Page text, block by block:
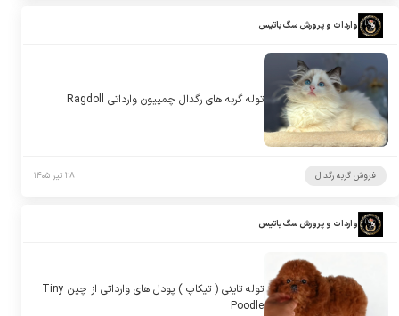
واردات و پرورش سگ باتیس
توله گربه های رگدال چمپیون وارداتی Ragdoll
فروش گربه رگدال ۲۸ تیر ۱۴۰۵
واردات و پرورش سگ باتیس
توله تاینی ( تیکاپ ) پودل های وارداتی از چین Tiny
Poodle